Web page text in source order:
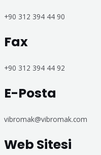
+90 312 394 44 90
Fax
+90 312 394 44 92
E-Posta
vibromak@vibromak.com
Web Sitesi